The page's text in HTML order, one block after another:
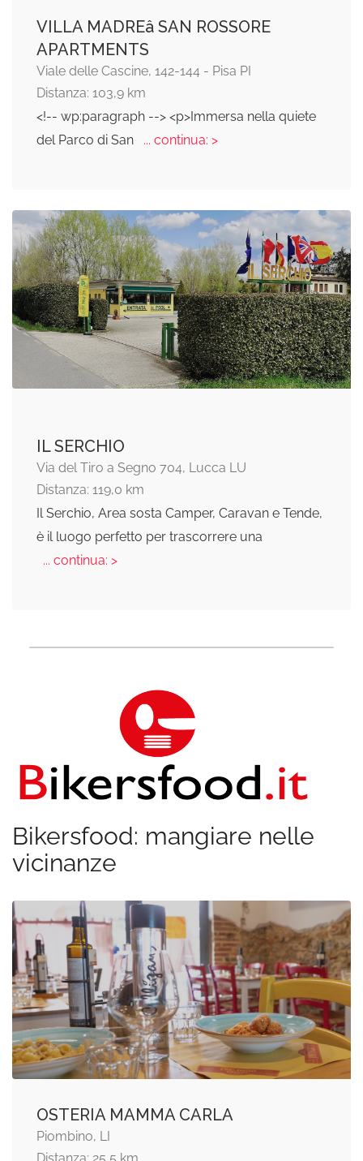
VILLA MADREâ SAN ROSSORE
APARTMENTS
Viale delle Cascine, 142-144 - Pisa PI
Distanza: 103,9 km
<!-- wp:paragraph --> <p>Immersa nella quiete
del Parco di San
... continua: >
IL SERCHIO
Via del Tiro a Segno 704, Lucca LU
Distanza: 119,0 km
Il Serchio, Area sosta Camper, Caravan e Tende,
è il luogo perfetto per trascorrere una
... continua: >
Bikersfood: mangiare nelle
vicinanze
OSTERIA MAMMA CARLA
Piombino, LI
Distanza: 25,5 km